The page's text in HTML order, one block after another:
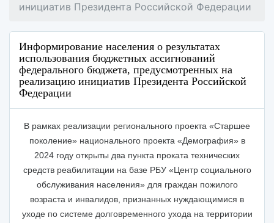
инициатив Президента Российской Федерации
Информирование населения о результатах
использования бюджетных ассигнований
федерального бюджета, предусмотренных на
реализацию инициатив Президента Российской
Федерации
В рамках реализации регионального проекта «Старшее
поколение» национального проекта «Демография» в
2024 году открыты два пункта проката технических
средств реабилитации на базе РБУ «Центр социального
обслуживания населения» для граждан пожилого
возраста и инвалидов, признанных нуждающимися в
уходе по системе долговременного ухода на территории